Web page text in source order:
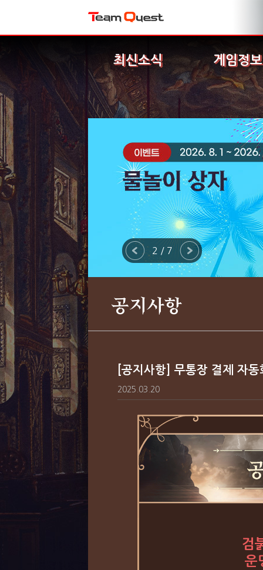
최신소식 게임정보
2 / 7
공지사항
[공지사항] 무통장 결제 자
2025.03.20
검
운